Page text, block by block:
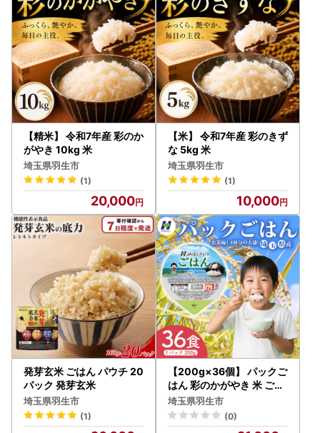
【精米】 令和7年産 彩のか
がやき 10kg 米
埼玉県羽生市
(1)
20,000
【米】 令和7年産 彩のきず
な 5kg 米
埼玉県羽生市
(1)
10,000
発芽玄米 ごはん パウチ 20
パック 発芽玄米
埼玉県羽生市
(1)
【200g×36個】 パックご
はん 彩のかがやき 米 ごは
ん
埼玉県羽生市
(0)